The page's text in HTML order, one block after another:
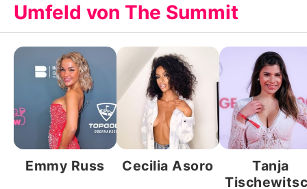
Umfeld von The Summit
Emmy Russ Cecilia Asoro
Tanja